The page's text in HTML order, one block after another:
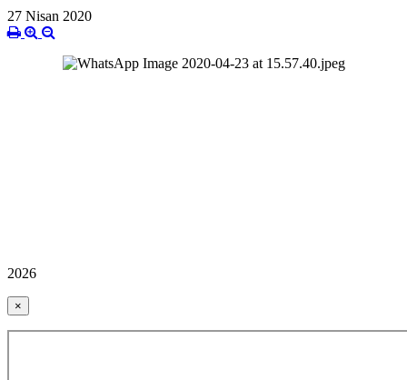
27 Nisan 2020
2026
×